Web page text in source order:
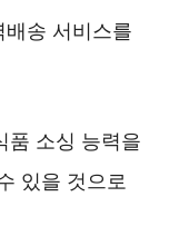
배송 서비스를
품 소싱 능력을
있을 것으로